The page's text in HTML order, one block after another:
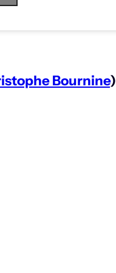
Bournine)